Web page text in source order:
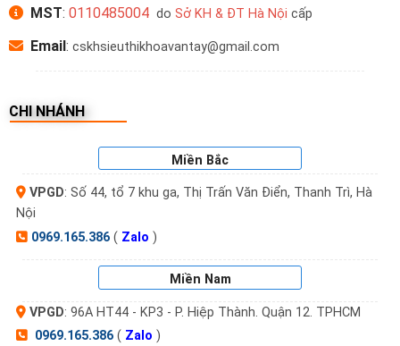
MST: 0110485004do Sở KH & ĐT Hà Nội cấp
Email : cskhsieuthikhoavantay@gmail.com
CHI NHÁNH
Miền Bắc
VPGD: Số 44, tổ 7 khu ga, Thị Trấn Văn Điển, Thanh Trì, Hà
Nội
0969.165.386( Zalo )
Miền Nam
VPGD: 96A HT44 - KP3 - P. Hiệp Thành. Quận 12. TPHCM
0969.165.386( Zalo )